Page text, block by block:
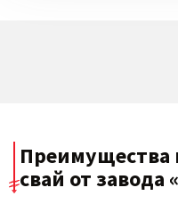
Преимущества
свай от завода